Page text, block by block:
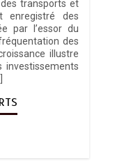
transports et
enregistré des
par l’essor du
des
illustre
investissements